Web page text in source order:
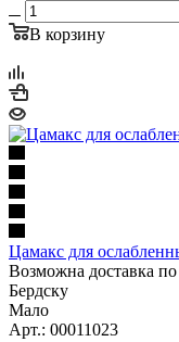
В корзину
Цамакс для
Возможна доставка
Бердску
Мало
Арт.: 00011023